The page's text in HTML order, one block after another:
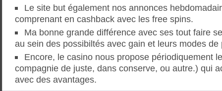
Le site but également nos annonces
comprenant en cashback avec les free spins.
Ma bonne grande différence avec ses tout faire
au sein des possibiltés avec gain et leurs modes
Encore, le casino nous propose périodiquement
compagnie de juste, dans conserve, ou autre.) qui
avec des avantages.